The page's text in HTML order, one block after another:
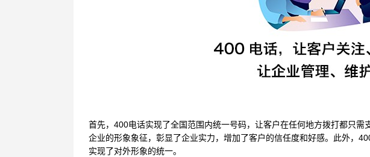
首先， 400电话实现了全国范围内统一号码，让客户在任何地方拨打都只
企业的形象象征，彰显了企业实力，增加了客户的信任度和好感。此外，
实现了对外形象的统一。